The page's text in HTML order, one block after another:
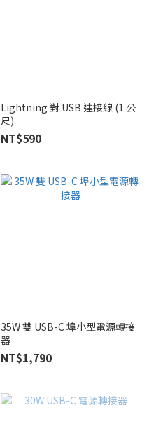
Lightning 對 USB 連接線 (1 公
尺)
NT$590
35W 雙 USB-C 埠小型電源轉接
器
NT$1,790